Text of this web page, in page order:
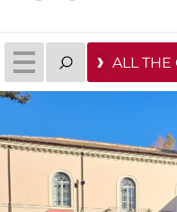
ALL THE